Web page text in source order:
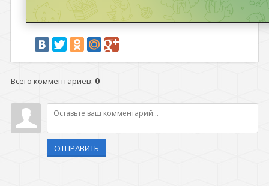
Всего комментариев: 0
ОТПРАВИТЬ